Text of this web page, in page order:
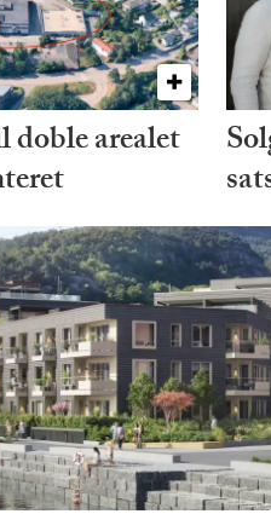
doble arealet